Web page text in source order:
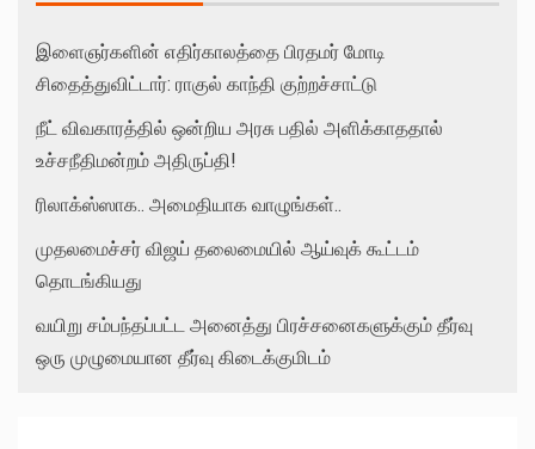
இளைஞர்களின் எதிர்காலத்தை பிரதமர் மோடி
சிதைத்துவிட்டார்: ராகுல் காந்தி குற்றச்சாட்டு
நீட் விவகாரத்தில் ஒன்றிய அரசு பதில் அளிக்காததால்
உச்சநீதிமன்றம் அதிருப்தி!
ரிலாக்ஸ்ஸாக.. அமைதியாக வாழுங்கள்..
முதலமைச்சர் விஜய் தலைமையில் ஆய்வுக் கூட்டம்
தொடங்கியது
வயிறு சம்பந்தப்பட்ட அனைத்து பிரச்சனைகளுக்கும் தீர்வு
ஒரு முழுமையான தீர்வு கிடைக்குமிடம்